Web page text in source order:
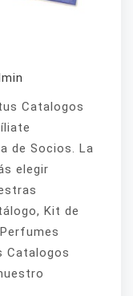
Catalogos
de Socios. La
elegir
Kit de